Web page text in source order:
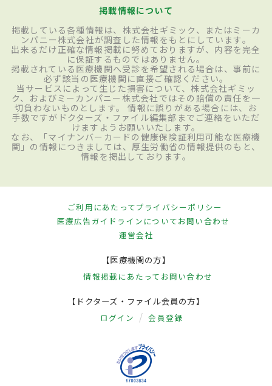
掲載情報について
掲載している各種情報は、株式会社ギミック、またはミーカ
ンパニー株式会社が調査した情報をもとにしています。
出来るだけ正確な情報掲載に努めておりますが、内容を完全
に保証するものではありません。
掲載されている医療機関へ受診を希望される場合は、事前に
必ず該当の医療機関に直接ご確認ください。
当サービスによって生じた損害について、株式会社ギミッ
ク、およびミーカンパニー株式会社ではその賠償の責任を一
切負わないものとします。 情報に誤りがある場合には、お
手数ですがドクターズ・ファイル編集部までご連絡をいただ
けますようお願いいたします。
なお、「マイナンバーカードの健康保険証利用可能な医療機
関」の情報につきましては、厚生労働省の情報提供のもと、
情報を掲出しております。
ご利用にあたってプライバシーポリシー
医療広告ガイドラインについてお問い合わせ
運営会社
【医療機関の方】
情報掲載にあたって お問い合わせ
【ドクターズ・ファイル会員の方】
ログイン 会員登録